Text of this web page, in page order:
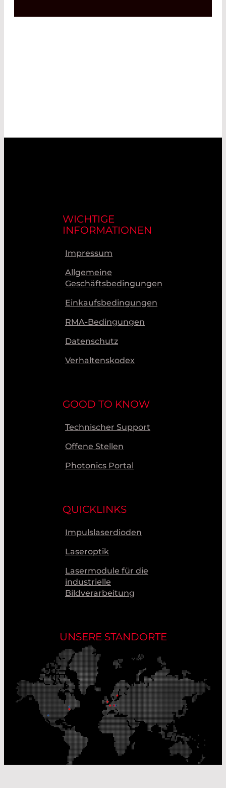
WICHTIGE
INFORMATIONEN
Impressum
Allgemeine
Geschäftsbedingungen
Einkaufsbedingungen
RMA-Bedingungen
Datenschutz
Verhaltenskodex
GOOD TO KNOW
Technischer Support
Offene Stellen
Photonics Portal
QUICKLINKS
Impulslaserdioden
Laseroptik
Lasermodule für die
industrielle
Bildverarbeitung
UNSERE STANDORTE